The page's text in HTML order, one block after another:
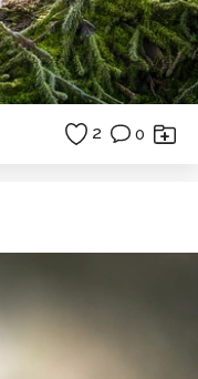
2 0